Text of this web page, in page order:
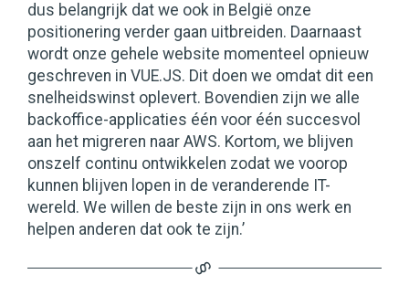
dus belangrijk dat we ook in België onze
positionering verder gaan uitbreiden. Daarnaast
wordt onze gehele website momenteel opnieuw
geschreven in VUE.JS. Dit doen we omdat dit een
snelheidswinst oplevert. Bovendien zijn we alle
backoffice-applicaties één voor één succesvol
aan het migreren naar AWS. Kortom, we blijven
onszelf continu ontwikkelen zodat we voorop
kunnen blijven lopen in de veranderende IT-
wereld. We willen de beste zijn in ons werk en
helpen anderen dat ook te zijn.’